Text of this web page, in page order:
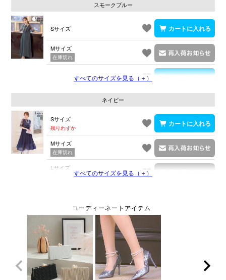
スモークブルー
Sサイズ
Mサイズ
在庫切れ
すべてのサイズを見る（＋）
ネイビー
Sサイズ
残りわずか
Mサイズ
在庫切れ
Lサイズ
すべてのサイズを見る（＋）